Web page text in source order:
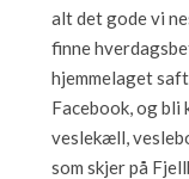
alt det gode vi
finne
hjemmelaget
Facebook, og bli
veslekæll,
som skjer på